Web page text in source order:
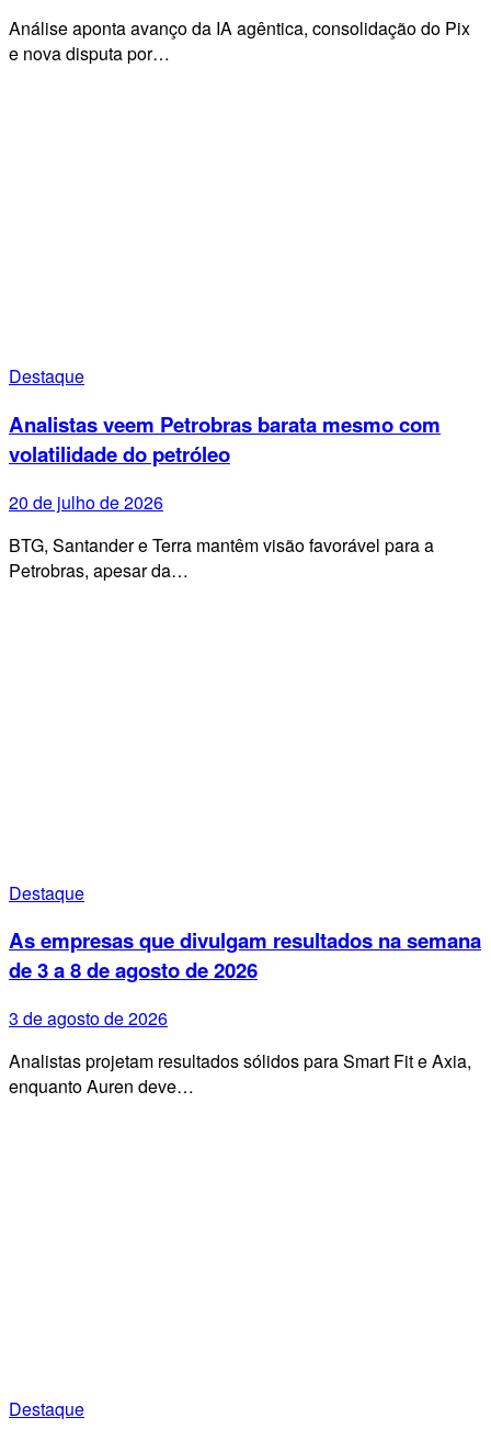
Análise aponta avanço da IA agêntica, consolidação do Pix
e nova disputa por…
Destaque
Analistas veem Petrobras barata mesmo com
volatilidade do petróleo
20 de julho de 2026
BTG, Santander e Terra mantêm visão favorável para a
Petrobras, apesar da…
Destaque
As empresas que divulgam resultados na semana
de 3 a 8 de agosto de 2026
3 de agosto de 2026
Analistas projetam resultados sólidos para Smart Fit e Axia,
enquanto Auren deve…
Destaque